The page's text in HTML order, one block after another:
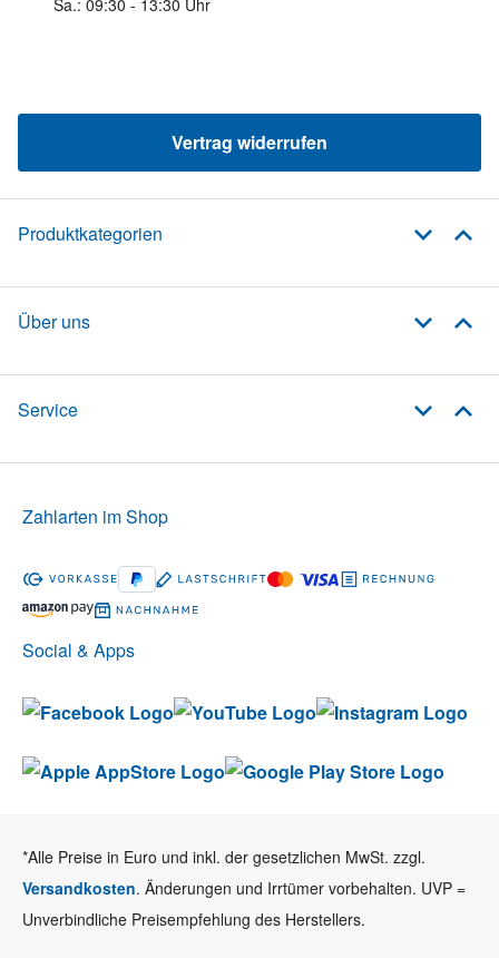
Vertrag widerrufen
Produktkategorien
Über uns
Service
Social & Apps
Zahlarten im Shop
*Alle Preise in Euro und inkl. der gesetzlichen MwSt. zzgl.
Versandkosten. Änderungen und Irrtümer vorbehalten. UVP =
Unverbindliche Preisempfehlung des Herstellers.